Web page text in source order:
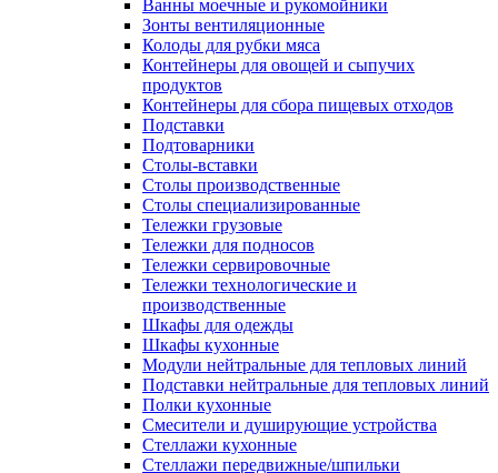
Ванны моечные и рукомойники
Зонты вентиляционные
Колоды для рубки мяса
Контейнеры для овощей и сыпучих
продуктов
Контейнеры для сбора пищевых отходов
Подставки
Подтоварники
Столы-вставки
Столы производственные
Столы специализированные
Тележки грузовые
Тележки для подносов
Тележки сервировочные
Тележки технологические и
производственные
Шкафы для одежды
Шкафы кухонные
Модули нейтральные для тепловых линий
Подставки нейтральные для тепловых линий
Полки кухонные
Смесители и душирующие устройства
Стеллажи кухонные
Стеллажи передвижные/шпильки